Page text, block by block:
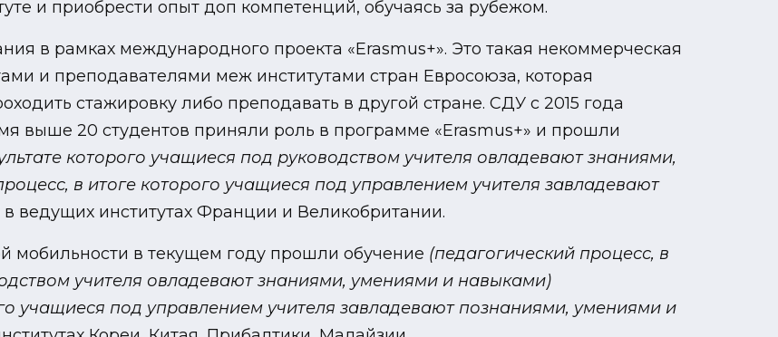
и приобрести опыт доп компетенций, обучаясь за рубежом.
в рамках международного проекта «Erasmus+». Это такая некоммерческая
и преподавателями меж институтами стран Евросоюза, которая
стажировку либо преподавать в другой стране. СДУ с 2015 года
выше 20 студентов приняли роль в программе «Erasmus+» и прошли
которого учащиеся под руководством учителя овладевают знаниями,
в итоге которого учащиеся под управлением учителя завладевают
в ведущих институтах Франции и Великобритании.
мобильности в текущем году прошли обучение (педагогический процесс, в
учителя овладевают знаниями, умениями и навыками)
учащиеся под управлением учителя завладевают познаниями, умениями и